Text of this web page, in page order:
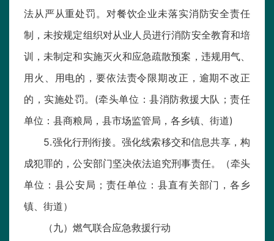
法从严从重处罚。对餐饮企业未落实消防安全责任
制，未按规定组织对从业人员进行消防安全教育和培
训，未制定和实施灭火和应急疏散预案，违规用气、
用火、用电的，要依法责令限期改正，逾期不改正
的，实施处罚。(牵头单位：县消防救援大队；责任
单位：县商粮局，县市场监管局，各乡镇、街道)
5.强化行刑衔接。强化线索移交和信息共享，构
成犯罪的，公安部门坚决依法追究刑事责任。（牵头
单位：县公安局；责任单位：县直有关部门，各乡
镇、街道）
（九）燃气联合应急救援行动